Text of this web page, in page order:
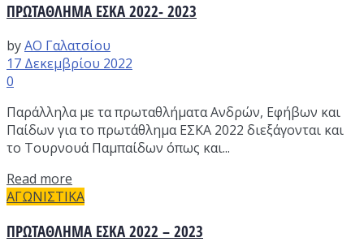
ΠΡΩΤΑΘΛΗΜΑ ΕΣΚΑ 2022- 2023
byΑΟ Γαλατσίου
17 Δεκεμβρίου 2022
0
Παράλληλα με τα πρωταθλήματα Ανδρών, Εφήβων και
Παίδων για το πρωτάθλημα ΕΣΚΑ 2022 διεξάγονται και
το Τουρνουά Παμπαίδων όπως και...
Read more
ΑΓΩΝΙΣΤΙΚΑ
ΠΡΩΤΑΘΛΗΜΑ ΕΣΚΑ 2022 – 2023